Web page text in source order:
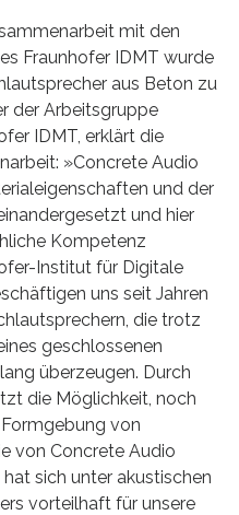
mit den
Fraunhofer IDMT wurde
aus Beton zu
der Arbeitsgruppe
IDMT, erklärt die
»Concrete Audio
und der
und hier
Kompetenz
Institut für Digitale
uns seit Jahren
die trotz
geschlossenen
überzeugen. Durch
die Möglichkeit, noch
von
von Concrete Audio
sich unter akustischen
vorteilhaft für unsere